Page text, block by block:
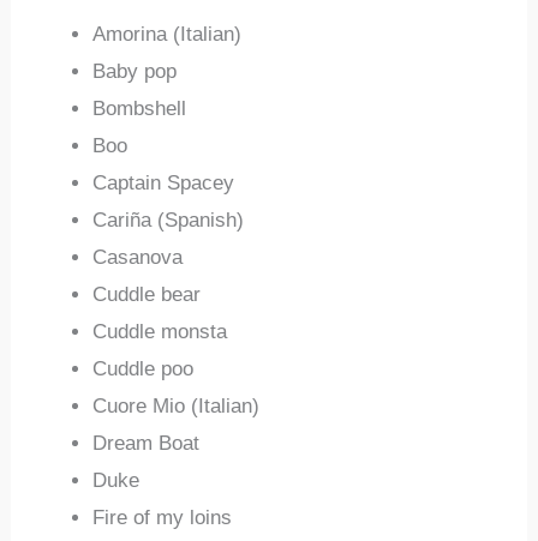
Amorina (Italian)
Baby pop
Bombshell
Boo
Captain Spacey
Cariña (Spanish)
Casanova
Cuddle bear
Cuddle monsta
Cuddle poo
Cuore Mio (Italian)
Dream Boat
Duke
Fire of my loins